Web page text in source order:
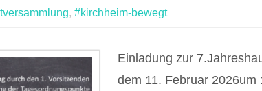
, #kirchheim-bewegt
Einladung zur
dem 11. Februar